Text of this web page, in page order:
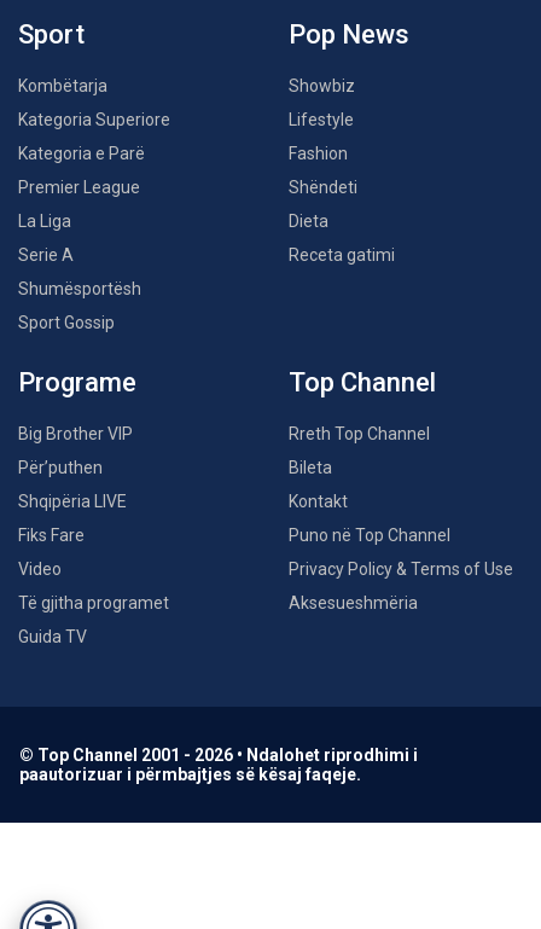
Sport
Kombëtarja
Kategoria Superiore
Kategoria e Parë
Premier League
La Liga
Serie A
Shumësportësh
Sport Gossip
Pop News
Showbiz
Lifestyle
Fashion
Shëndeti
Dieta
Receta gatimi
Programe
Big Brother VIP
Për’puthen
Shqipëria LIVE
Fiks Fare
Video
Të gjitha programet
Guida TV
Top Channel
Rreth Top Channel
Bileta
Kontakt
Puno në Top Channel
Privacy Policy & Terms of Use
Aksesueshmëria
© Top Channel 2001 - 2026 • Ndalohet riprodhimi i
paautorizuar i përmbajtjes së kësaj faqeje.